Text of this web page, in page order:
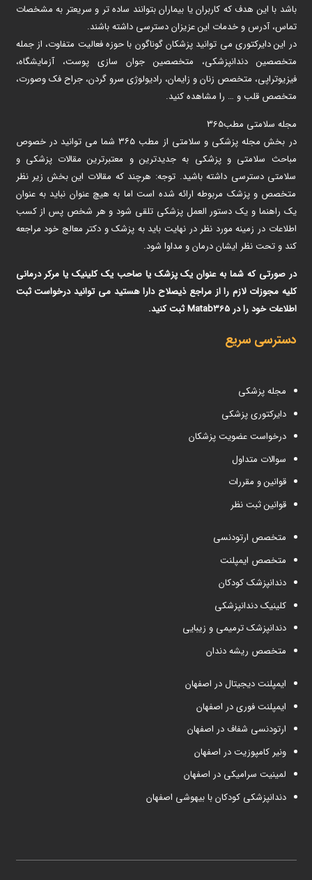
باشد با این هدف که کاربران یا بیماران بتوانند ساده تر و سریعتر به مشخصات
تماس، آدرس و خدمات این عزیزان دسترسی داشته باشند.
در این دایرکتوری می توانید پزشکان گوناگون با حوزه فعالیت متفاوت، از جمله
متخصصین دندانپزشکی، متخصصین جوان سازی پوست، آزمایشگاه،
فیزیوتراپی، متخصص زنان و زایمان، رادیولوژی سرو گردن، جراح فک وصورت،
متخصص قلب و … را مشاهده کنید.
مجله سلامتی مطب365
در بخش مجله پزشکی و سلامتی از مطب ۳۶۵ شما می توانید در خصوص
مباحث سلامتی و پزشکی به جدیدترین و معتبرترین مقالات پزشکی و
سلامتی دسترسی داشته باشید. توجه: هرچند که مقالات این بخش زیر نظر
متخصص و پزشک مربوطه ارائه شده است اما به هیچ عنوان نباید به عنوان
یک راهنما و یک دستور العمل پزشکی تلقی شود و هر شخص پس از کسب
اطلاعات در زمینه مورد نظر در نهایت باید به پزشک و دکتر معالج خود مراجعه
کند و تحت نظر ایشان درمان و مداوا شود.
در صورتی که شما به عنوان یک پزشک یا صاحب یک کلینیک یا مرکر درمانی
کلیه مجوزات لازم را از مراجع ذیصلاح دارا هستید می توانید درخواست ثبت
اطلاعات خود را در Matab365 ثبت کنید.
دسترسی سریع
مجله پزشکی
دایرکتوری پزشکی
درخواست عضویت پزشکان
سوالات متداول
قوانین و مقررات
قوانین ثبت نظر
متخصص ارتودنسی
متخصص ایمپلنت
دندانپزشک کودکان
کلینیک دندانپزشکی
دندانپزشک ترمیمی و زیبایی
متخصص ریشه دندان
ایمپلنت دیجیتال در اصفهان
ایمپلنت فوری در اصفهان
ارتودنسی شفاف در اصفهان
ونیر کامپوزیت در اصفهان
لمینیت سرامیکی در اصفهان
دندانپزشکی کودکان با بیهوشی اصفهان